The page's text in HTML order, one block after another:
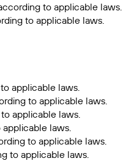
to applicable laws.
to applicable laws.
applicable laws.
to applicable laws.
applicable laws.
laws.
to applicable laws.
to applicable laws.